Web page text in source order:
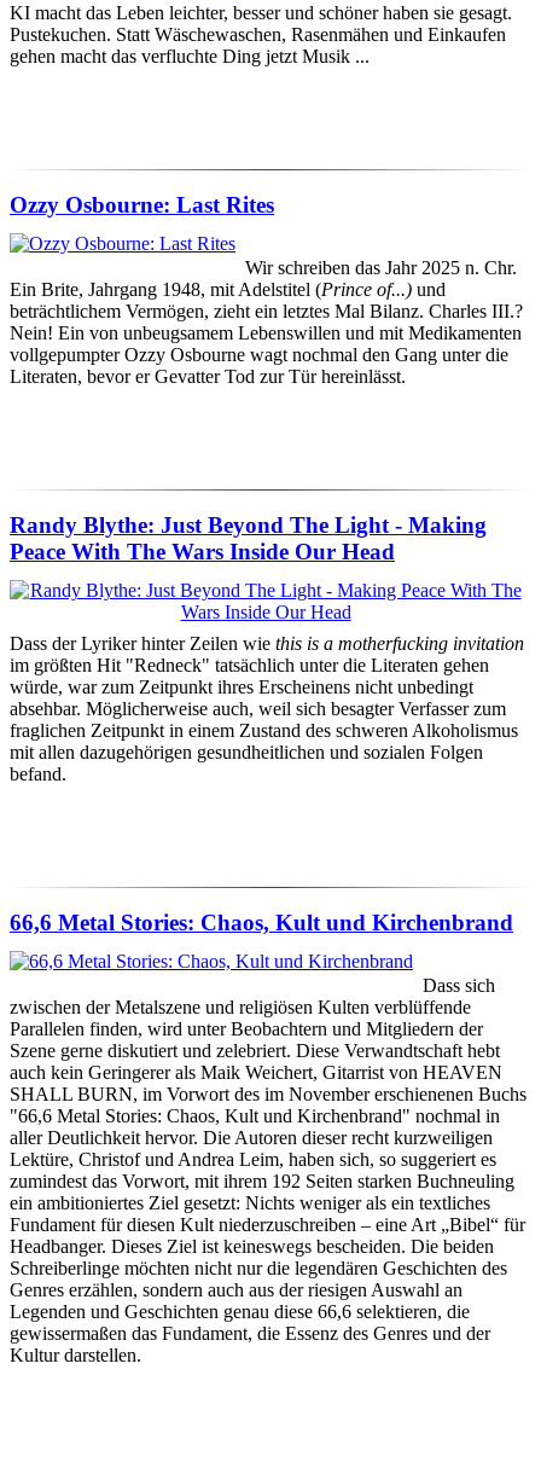
KI macht das Leben leichter, besser und schöner haben sie gesagt.
Pustekuchen. Statt Wäschewaschen, Rasenmähen und Einkaufen
gehen macht das verfluchte Ding jetzt Musik ...
Ozzy Osbourne: Last Rites
Wir schreiben das Jahr 2025 n. Chr.
Ein Brite, Jahrgang 1948, mit Adelstitel (Prince of...) und
beträchtlichem Vermögen, zieht ein letztes Mal Bilanz. Charles III.?
Nein! Ein von unbeugsamem Lebenswillen und mit Medikamenten
vollgepumpter Ozzy Osbourne wagt nochmal den Gang unter die
Literaten, bevor er Gevatter Tod zur Tür hereinlässt.
Randy Blythe: Just Beyond The Light - Making
Peace With The Wars Inside Our Head
Dass der Lyriker hinter Zeilen wie this is a motherfucking invitation
im größten Hit "Redneck" tatsächlich unter die Literaten gehen
würde, war zum Zeitpunkt ihres Erscheinens nicht unbedingt
absehbar. Möglicherweise auch, weil sich besagter Verfasser zum
fraglichen Zeitpunkt in einem Zustand des schweren Alkoholismus
mit allen dazugehörigen gesundheitlichen und sozialen Folgen
befand.
66,6 Metal Stories: Chaos, Kult und Kirchenbrand
Dass sich
zwischen der Metalszene und religiösen Kulten verblüffende
Parallelen finden, wird unter Beobachtern und Mitgliedern der
Szene gerne diskutiert und zelebriert. Diese Verwandtschaft hebt
auch kein Geringerer als Maik Weichert, Gitarrist von HEAVEN
SHALL BURN, im Vorwort des im November erschienenen Buchs
"66,6 Metal Stories: Chaos, Kult und Kirchenbrand" nochmal in
aller Deutlichkeit hervor. Die Autoren dieser recht kurzweiligen
Lektüre, Christof und Andrea Leim, haben sich, so suggeriert es
zumindest das Vorwort, mit ihrem 192 Seiten starken Buchneuling
ein ambitioniertes Ziel gesetzt: Nichts weniger als ein textliches
Fundament für diesen Kult niederzuschreiben – eine Art „Bibel“ für
Headbanger. Dieses Ziel ist keineswegs bescheiden. Die beiden
Schreiberlinge möchten nicht nur die legendären Geschichten des
Genres erzählen, sondern auch aus der riesigen Auswahl an
Legenden und Geschichten genau diese 66,6 selektieren, die
gewissermaßen das Fundament, die Essenz des Genres und der
Kultur darstellen.